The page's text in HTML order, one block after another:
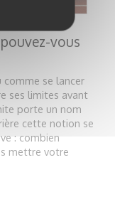
vous
comme se lancer
ses limites avant
porte un nom
cette notion se
: combien
mettre votre